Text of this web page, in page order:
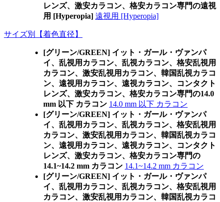
レンズ、激安カラコン、格安カラコン専門の遠視
用 [Hyperopia] 遠視用 [Hyperopia]
サイズ別【着色直径】
[グリーン/GREEN] イット・ガール・ヴァンパ
イ、乱視用カラコン、乱視カラコン、格安乱視用
カラコン、激安乱視用カラコン、韓国乱視カラコ
ン、遠視用カラコン、遠視カラコン、コンタクト
レンズ、激安カラコン、格安カラコン専門の14.0
mm 以下 カラコン 14.0 mm 以下 カラコン
[グリーン/GREEN] イット・ガール・ヴァンパ
イ、乱視用カラコン、乱視カラコン、格安乱視用
カラコン、激安乱視用カラコン、韓国乱視カラコ
ン、遠視用カラコン、遠視カラコン、コンタクト
レンズ、激安カラコン、格安カラコン専門の
14.1~14.2 mm カラコン 14.1~14.2 mm カラコン
[グリーン/GREEN] イット・ガール・ヴァンパ
イ、乱視用カラコン、乱視カラコン、格安乱視用
カラコン、激安乱視用カラコン、韓国乱視カラコ